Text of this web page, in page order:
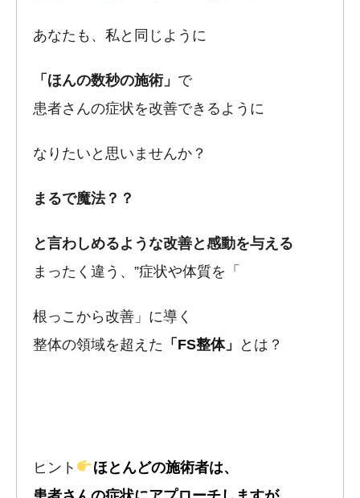
あなたも、私と同じように
「ほんの数秒の施術」 で
患者さんの症状を改善できるように
なりたいと思いませんか？
まるで魔法？？
と言わしめるような改善と感動を与える
まったく違う、”症状や体質を「
根っこから改善」に導く
整体の領域を超えた 「FS整体」 とは？
ヒント
ほとんどの施術者は、